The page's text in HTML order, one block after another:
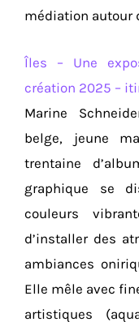
médiation autour
Îles – Une
création 2025 –
Marine
belge, jeune
trentaine
graphique se
couleurs
d’installer des
ambiances
Elle mêle avec
artistiques